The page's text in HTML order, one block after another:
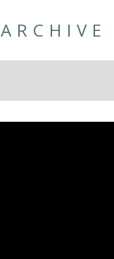
ARCHIVE